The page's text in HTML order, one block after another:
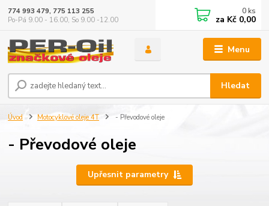
Menu
Hledat
774 993 479, 775 113 255
Po-Pá 9.00 - 16.00, So 9.00 -12.00
0 ks
za Kč 0,00
Úvod Motocyklové oleje 4T - Převodové oleje
- Převodové oleje
Upřesnit parametry